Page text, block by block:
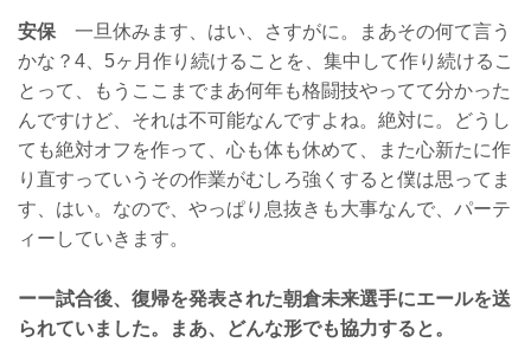
安保 一旦休みます、はい、さすがに。まあその何て言う
かな？4、5ヶ月作り続けることを、集中して作り続けるこ
とって、もうここまでまあ何年も格闘技やってて分かった
んですけど、それは不可能なんですよね。絶対に。どうし
ても絶対オフを作って、心も体も休めて、また心新たに作
り直すっていうその作業がむしろ強くすると僕は思ってま
す、はい。なので、やっぱり息抜きも大事なんで、パーテ
ィーしていきます。
ーー試合後、復帰を発表された朝倉未来選手にエールを送
られていました。まあ、どんな形でも協力すると。